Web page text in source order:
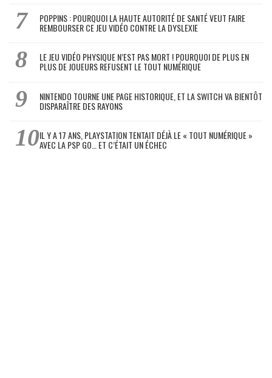
POPPINS : POURQUOI LA HAUTE AUTORITÉ DE SANTÉ VEUT FAIRE
REMBOURSER CE JEU VIDÉO CONTRE LA DYSLEXIE
LE JEU VIDÉO PHYSIQUE N’EST PAS MORT ! POURQUOI DE PLUS EN
PLUS DE JOUEURS REFUSENT LE TOUT NUMÉRIQUE
NINTENDO TOURNE UNE PAGE HISTORIQUE, ET LA SWITCH VA BIENTÔT
DISPARAÎTRE DES RAYONS
IL Y A 17 ANS, PLAYSTATION TENTAIT DÉJÀ LE « TOUT NUMÉRIQUE »
AVEC LA PSP GO… ET C’ÉTAIT UN ÉCHEC